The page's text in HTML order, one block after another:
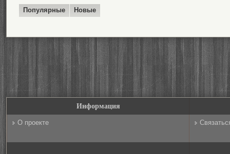
Популярные Новые
Информация
О проекте